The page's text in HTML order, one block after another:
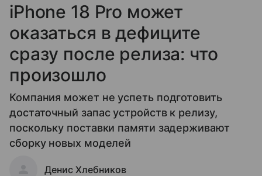
iPhone 18 Pro может
оказаться в дефиците
сразу после релиза: что
произошло
Компания может не успеть подготовить
достаточный запас устройств к релизу,
поскольку поставки памяти задерживают
сборку новых моделей
Денис Хлебников